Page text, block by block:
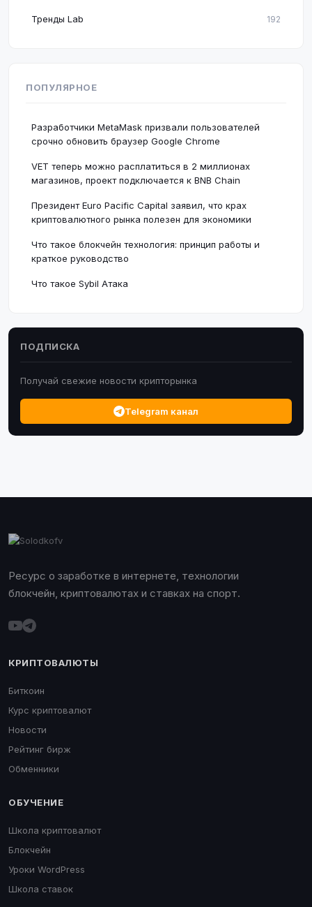
Тренды Lab 192
ПОПУЛЯРНОЕ
Разработчики MetaMask призвали пользователей
срочно обновить браузер Google Chrome
VET теперь можно расплатиться в 2 миллионах
магазинов, проект подключается к BNB Chain
Президент Euro Pacific Capital заявил, что крах
криптовалютного рынка полезен для экономики
Что такое блокчейн технология: принцип работы и
краткое руководство
Что такое Sybil Атака
ПОДПИСКА
Получай свежие новости крипторынка
Telegram канал
Ресурс о заработке в интернете, технологии
блокчейн, криптовалютах и ставках на спорт.
КРИПТОВАЛЮТЫ
Биткоин
Курс криптовалют
Новости
Рейтинг бирж
Обменники
ОБУЧЕНИЕ
Школа криптовалют
Блокчейн
Уроки WordPress
Школа ставок